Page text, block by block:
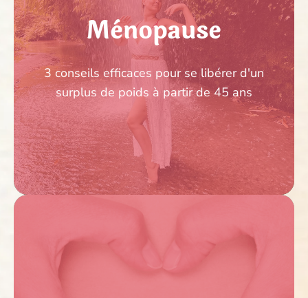
Ménopause
3 conseils efficaces pour se libérer d'un
surplus de poids à partir de 45 ans
Ventre d'or
Retrouvez ENFIN un ventre heureux !
CLIQUER ICI
Inscrivez-vous aux